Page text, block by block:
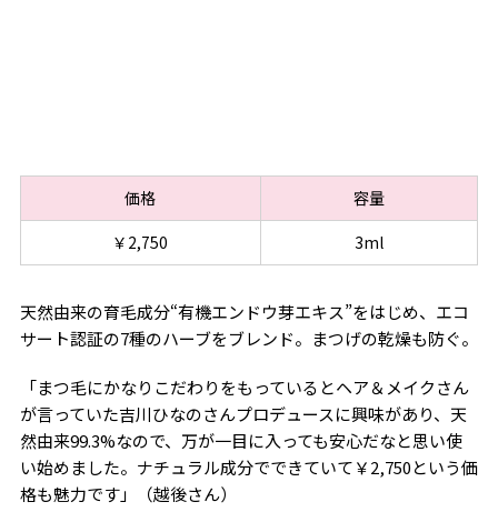
価格
容量
￥2,750
3ml
天然由来の育毛成分“有機エンドウ芽エキス”をはじめ、エコ
サート認証の7種のハーブをブレンド。まつげの乾燥も防ぐ。
「まつ毛にかなりこだわりをもっているとヘア＆メイクさん
が言っていた吉川ひなのさんプロデュースに興味があり、天
然由来99.3%なので、万が一目に入っても安心だなと思い使
い始めました。ナチュラル成分でできていて￥2,750という価
格も魅力です」（越後さん）